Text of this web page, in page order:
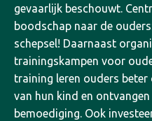
gevaarlijk beschouwt.
boodschap naar de
schepsel! Daarnaast
trainingskampen voor
training leren ouders
van hun kind en
bemoediging. Ook